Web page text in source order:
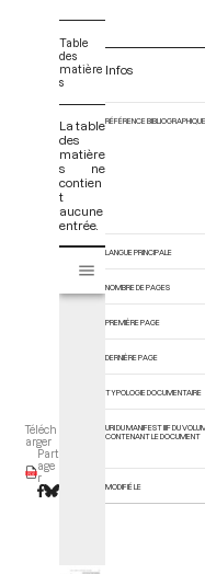
Téléch
arger
Part
age
r
Table
des
matière
s
La table
des
matière
s ne
contien
t
aucune
entrée.
s
M
Tome LXXXVII -
Infos
RÉFÉRENCE BIBLIOGRAPHIQUE
LANGUE PRINCIPALE
NOMBRE DE PAGES
PREMIÈRE PAGE
DERNIÈRE PAGE
TYPOLOGIE DOCUMENTAIRE
URI DU MANIFEST IIIF DU
CONTENANT LE DOCUMENT
MODIFIÉ LE